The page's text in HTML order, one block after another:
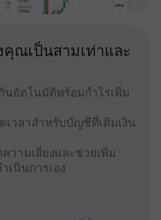
คุณเป็นสามเท่าและ
นอัตโนมัติพร้อมกำไรเพิ่ม
เวลาสำหรับบัญชีที่เติมเงิน
วามเสี่ยงและช่วยเพิ่ม
เนินการเอง